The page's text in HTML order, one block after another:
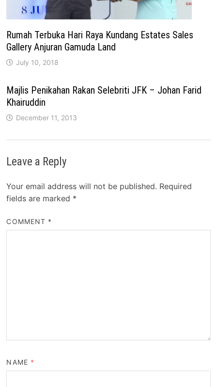
Rumah Terbuka Hari Raya Kundang Estates Sales
Gallery Anjuran Gamuda Land
July 10, 2018
Majlis Penikahan Rakan Selebriti JFK – Johan Farid
Khairuddin
December 11, 2013
Leave a Reply
Your email address will not be published. Required
fields are marked *
COMMENT *
NAME *